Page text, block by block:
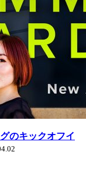
のキックオフイ